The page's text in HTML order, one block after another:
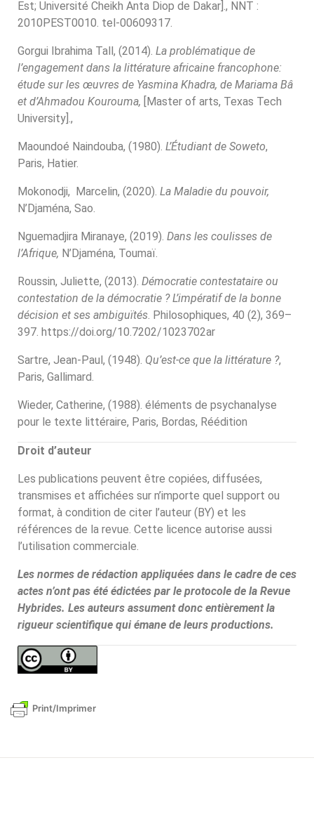
Est; Université Cheikh Anta Diop de Dakar]., NNT :
2010PEST0010. tel-00609317.
Gorgui Ibrahima Tall, (2014). La problématique de
l’engagement dans la littérature africaine francophone:
étude sur les œuvres de Yasmina Khadra, de Mariama Bâ
et d’Ahmadou Kourouma, [Master of arts, Texas Tech
University].,
Maoundoé Naindouba, (1980). L’Étudiant de Soweto,
Paris, Hatier.
Mokonodji, Marcelin, (2020). La Maladie du pouvoir,
N’Djaména, Sao.
Nguemadjira Miranaye, (2019). Dans les coulisses de
l’Afrique, N’Djaména, Toumaï.
Roussin, Juliette, (2013). Démocratie contestataire ou
contestation de la démocratie ? L’impératif de la bonne
décision et ses ambiguïtés. Philosophiques, 40 (2), 369–
397. https://doi.org/10.7202/1023702ar
Sartre, Jean-Paul, (1948). Qu’est-ce que la littérature ?,
Paris, Gallimard.
Wieder, Catherine, (1988). éléments de psychanalyse
pour le texte littéraire, Paris, Bordas, Réédition
Droit d’auteur
Les publications peuvent être copiées, diffusées,
transmises et affichées sur n’importe quel support ou
format, à condition de citer l’auteur (BY) et les
références de la revue. Cette licence autorise aussi
l’utilisation commerciale.
Les normes de rédaction appliquées dans le cadre de ces
actes n’ont pas été édictées par le protocole de la Revue
Hybrides. Les auteurs assument donc entièrement la
rigueur scientifique qui émane de leurs productions.
Print/Imprimer